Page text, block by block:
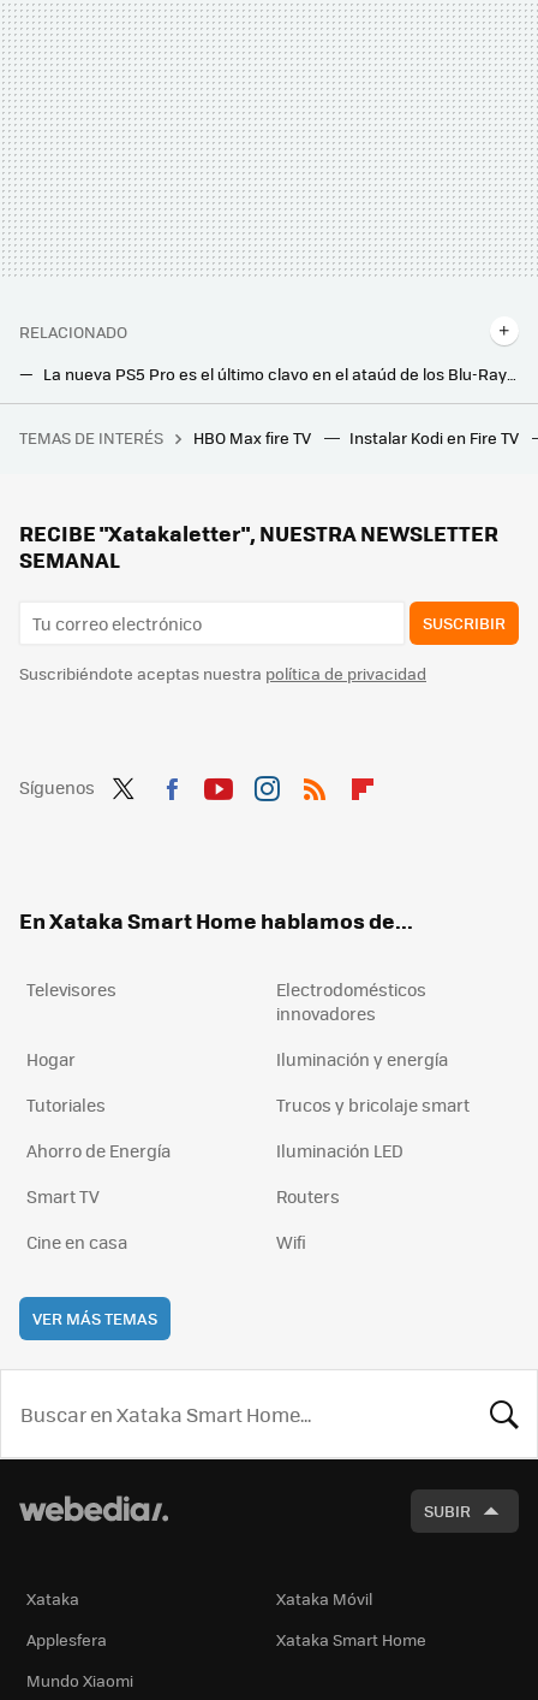
RELACIONADO
Google entierra su pieza de hardware más exitosa, el Chromecast. Los Fire TV se quedan sin competencia en un inesperado movimiento
Adiós a la secadora: el tendedero plegable de Lidl que seca la ropa detrás de la puerta sin ocupar espacio ni gastar electricidad
TEMAS DE INTERÉS HBO Max fire TV Instalar Kodi en Fire TV
RECIBE "Xatakaletter", NUESTRA NEWSLETTER
SEMANAL
SUSCRIBIR
Suscribiéndote aceptas nuestra política de privacidad
Síguenos
En Xataka Smart Home hablamos de...
Televisores
Electrodomésticos
innovadores
Hogar
Iluminación y energía
Tutoriales
Trucos y bricolaje smart
Ahorro de Energía
Iluminación LED
Smart TV
Routers
Cine en casa
Wifi
VER MÁS TEMAS
SUBIR
Xataka
Xataka Móvil
Applesfera
Xataka Smart Home
Mundo Xiaomi